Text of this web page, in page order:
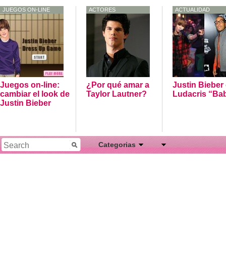
JUEGOS ON-LINE
Juegos on-line:
cambiar el look de
Justin Bieber
ACTORES
¿Por qué amar a
Taylor Lautner?
ACTUALIDAD
Justin Bieber
Ludacris
Categorias